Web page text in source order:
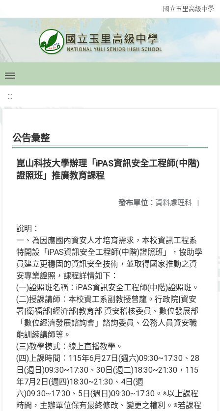
國立玉里高級中學
:::
公告彙整
崑山科技大學辦理「iPAS資訊安全工程師(中階)
證照班」推廣教育課程
發布單位： 資料處理科 |
說明：
一、為因應國內資安人才培育需求，本校資訊工程系
特開設「iPAS資訊安全工程師(中階)證照班」，協助學
員建立更穩固的資訊安全技術，並取得國家推動之資
安專業證照，課程詳情如下：
(一)證照班名稱：iPAS資訊安全工程師(中階)證照班。
(二)授課講師：本校資工系副教授曾龍。行政院|資安
署|衛福部|經濟部|教育部 資安稽核委員、數位發展部
「數位經濟發展諮詢會」諮詢委員、公務人員資安職
能訓練講師等。
(三)教學模式：線上直播教學。
(四)上課時間：115年6月27日(週六)09:30~17:30、28
日(週日)09:30~17:30、30日(週二)18:30~21:30，115
年7月2日(週四)18:30~21:30、4日(週
六)09:30~17:30、5日(週日)09:30~17:30。※以上課程
時間，主辦單位保有最終修改、變更之權利。※若課程
講師提供之練習題目，
(三)本課程與教材已輔導許
過證照考試，成效備受肯
三、請鼓勵對資安有興趣的所屬
附件招生簡章。對於課程有
如下：林小姐06-2727-175轉